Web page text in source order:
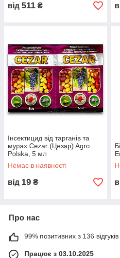
від 511 ₴
Інсектицид від тарганів та
мурах Cezar (Цезар) Agro
Polska, 5 мл
Немає в наявності
від 19 ₴
Про нас
99% позитивних з 136 відгуків
Працює з 03.10.2025